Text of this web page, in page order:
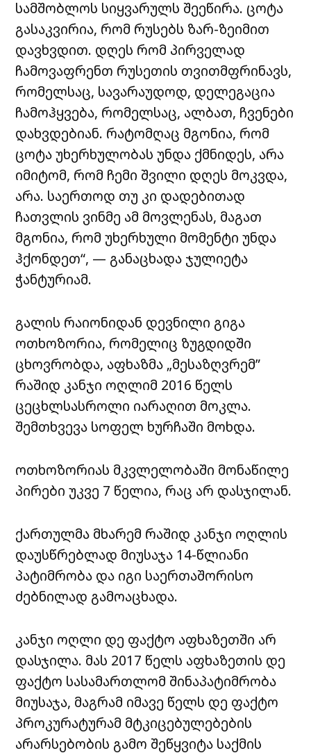
სამშობლოს სიყვარულს შეეწირა. ცოტა
გასაკვირია, რომ რუსებს ზარ-ზეიმით
დავხვდით. დღეს რომ პირველად
ჩამოვაფრენთ რუსეთის თვითმფრინავს,
რომელსაც, სავარაუდოდ, დელეგაცია
ჩამოჰყვება, რომელსაც, ალბათ, ჩვენები
დახვდებიან. რატომღაც მგონია, რომ
ცოტა უხერხულობას უნდა ქმნიდეს, არა
იმიტომ, რომ ჩემი შვილი დღეს მოკვდა,
არა. საერთოდ თუ კი დადებითად
ჩათვლის ვინმე ამ მოვლენას, მაგათ
მგონია, რომ უხერხული მომენტი უნდა
ჰქონდეთ“, — განაცხადა ჯულიეტა
ჭანტურიამ.
გალის რაიონიდან დევნილი გიგა
ოთხოზორია, რომელიც ზუგდიდში
ცხოვრობდა, აფხაზმა „მესაზღვრემ”
რაშიდ კანჯი ოღლიმ 2016 წელს
ცეცხლსასროლი იარაღით მოკლა.
შემთხვევა სოფელ ხურჩაში მოხდა.
ოთხოზორიას მკვლელობაში მონაწილე
პირები უკვე 7 წელია, რაც არ დასჯილან.
ქართულმა მხარემ რაშიდ კანჯი ოღლის
დაუსწრებლად მიუსაჯა 14-წლიანი
პატიმრობა და იგი საერთაშორისო
ძებნილად გამოაცხადა.
კანჯი ოღლი დე ფაქტო აფხაზეთში არ
დასჯილა. მას 2017 წელს აფხაზეთის დე
ფაქტო სასამართლომ შინაპატიმრობა
მიუსაჯა, მაგრამ იმავე წელს დე ფაქტო
პროკურატურამ მტკიცებულებების
არარსებობის გამო შეწყვიტა საქმის